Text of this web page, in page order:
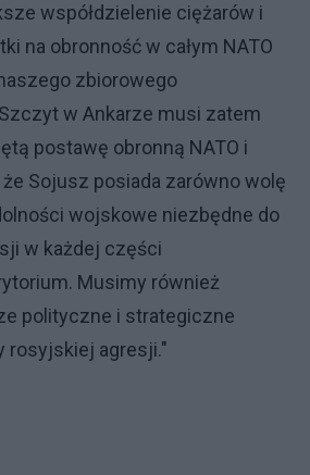
współdzielenie ciężarów i
na obronność w całym NATO
zbiorowego
w Ankarze musi zatem
postawę obronną NATO i
Sojusz posiada zarówno wolę
wojskowe niezbędne do
w każdej części
Musimy również
polityczne i strategiczne
rosyjskiej agresji."